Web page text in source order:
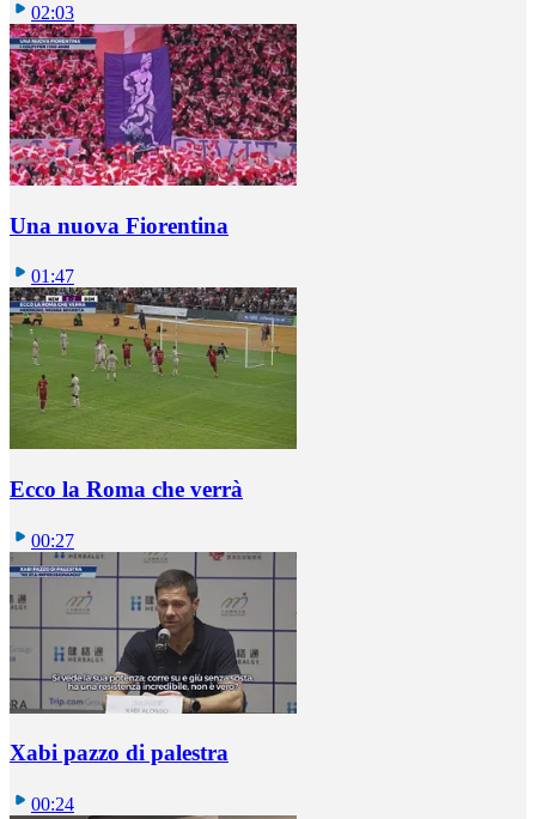
02:03
Una nuova Fiorentina
01:47
Ecco la Roma che verrà
00:27
Xabi pazzo di palestra
00:24